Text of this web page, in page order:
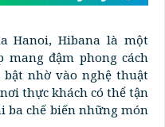
Hanoi, Hibana là một
mang đậm phong cách
bật nhờ vào nghệ thuật
thực khách có thể tận
ba chế biến những món